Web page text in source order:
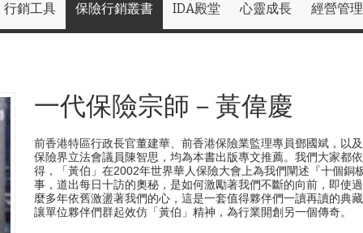
行銷工具 保險行銷叢書 IDA殿堂 心靈成長 經營管理
一代保險宗師－黃偉慶
前香港特區行政長官董建華、前香港保險業監理專員鄧國斌，以
保險界立法會議員陳智思，均為本書出版專文推薦。我們大家都
得，「黃伯」在2002年世界華人保險大會上為我們闡述『十個銅
事，道出每日十訪的奧秘，是如何激勵著我們不斷的向前，即使
麼多年依舊激盪著我們的心，這是一套值得夥伴們一讀再讀的典藏
讓單位夥伴們群起效仿「黃伯」精神，為行業開創另一個傳奇。